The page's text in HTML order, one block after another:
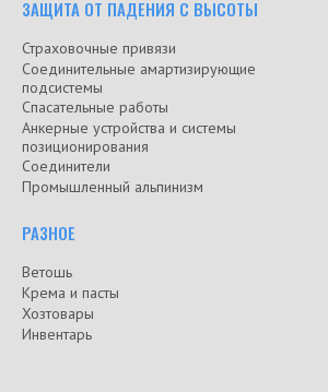
ЗАЩИТА ОТ ПАДЕНИЯ С ВЫСОТЫ
Страховочные привязи
Соединительные амартизирующие
подсистемы
Спасательные работы
Анкерные устройства и системы
позиционирования
Соединители
Промышленный альпинизм
РАЗНОЕ
Ветошь
Крема и пасты
Хозтовары
Инвентарь